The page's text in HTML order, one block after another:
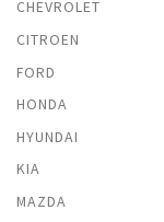
CHEVROLET
CITROEN
FORD
HONDA
HYUNDAI
KIA
MAZDA